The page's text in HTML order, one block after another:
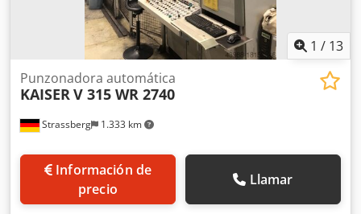
1 / 13
Strassberg 1.333 km
Punzonadora automática
KAISERV 315 WR 2740
Información de
precio
Llamar